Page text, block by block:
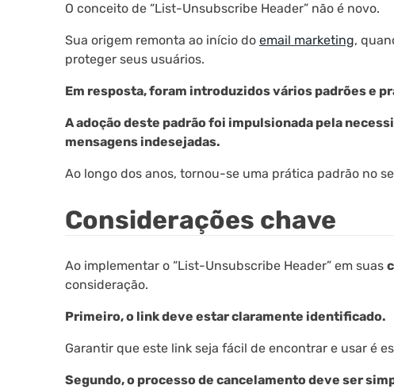
O conceito de “List-Unsubscribe Header” não é novo.
Sua origem remonta ao início do email marketing,
proteger seus usuários.
Em resposta, foram introduzidos vários padrões e
A adoção deste padrão foi impulsionada pela
mensagens indesejadas.
Ao longo dos anos, tornou-se uma prática padrão no
Considerações chave
Ao implementar o “List-Unsubscribe Header” em suas
consideração.
Primeiro, o link deve estar claramente identificado.
Garantir que este link seja fácil de encontrar e usar é
Segundo, o processo de cancelamento deve ser